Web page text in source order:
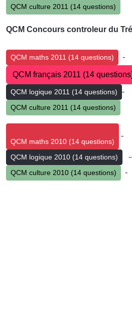
QCM culture 2011 (14 questions)
QCM Concours controleur du
QCM maths 2011 (14 questions) -
QCM français 2011 (14
QCM logique 2011 (14 questions) -
QCM culture 2011 (14 questions)
QCM maths 2010 (14 questions)
-
QCM logique 2010 (14 questions)
QCM culture 2010 (14 questions) -